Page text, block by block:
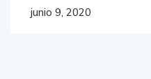
junio 9, 2020